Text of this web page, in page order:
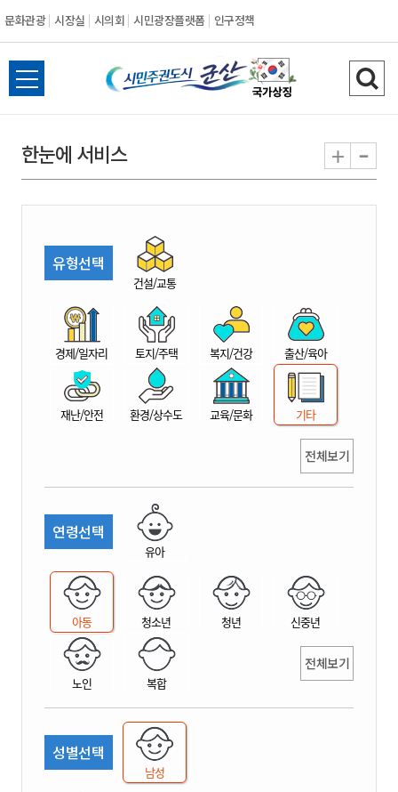
문화관광 시장실 시의회 시민광장플랫폼 인구정책
시
민
권
시
산
전
체
뉴
열
검
색
기
한눈에 서비스 + -
유형선택
건설/교통
경제/일자리 토지/주택 복지/건강 출산/육아
재난/안전 환경/상수도 교육/문화 기타
전체보기
연령선택
유아
아동 청소년 청년 신중년
노인 복합
전체보기
성별선택
남성